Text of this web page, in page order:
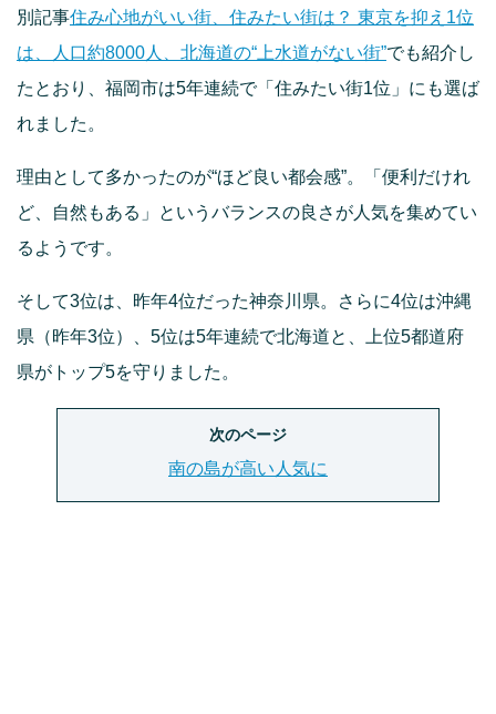
別記事住み心地がいい街、住みたい街は？ 東京を抑え1位
は、人口約8000人、北海道の“上水道がない街”でも紹介し
たとおり、福岡市は5年連続で「住みたい街1位」にも選ば
れました。
理由として多かったのが“ほど良い都会感”。「便利だけれ
ど、自然もある」というバランスの良さが人気を集めてい
るようです。
そして3位は、昨年4位だった神奈川県。さらに4位は沖縄
県（昨年3位）、5位は5年連続で北海道と、上位5都道府
県がトップ5を守りました。
次のページ
南の島が高い人気に